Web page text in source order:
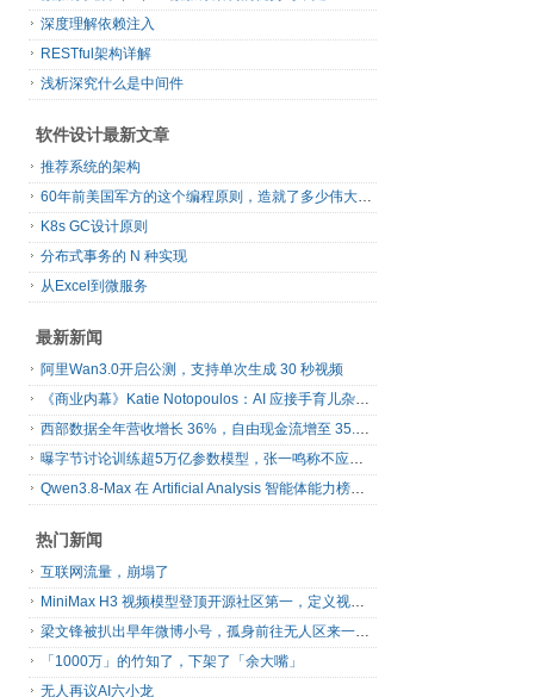
深度理解依赖注入
RESTful架构详解
浅析深究什么是中间件
软件设计最新文章
推荐系统的架构
60年前美国军方的这个编程原则，造就了多少伟大的框架
K8s GC设计原则
分布式事务的 N 种实现
从Excel到微服务
最新新闻
阿里Wan3.0开启公测，支持单次生成 30 秒视频
《商业内幕》Katie Notopoulos：AI 应接手育儿杂务，不应替代亲子相处
西部数据全年营收增长 36%，自由现金流增至 35.11 亿美元
曝字节讨论训练超5万亿参数模型，张一鸣称不应被Coding热点牵着走
Qwen3.8-Max 在 Artificial Analysis 智能体能力榜单登顶
热门新闻
互联网流量，崩塌了
MiniMax H3 视频模型登顶开源社区第一，定义视频模型领域“斩杀线”
梁文锋被扒出早年微博小号，孤身前往无人区来一场相当 deep 的 seek 旅行
「1000万」的竹知了，下架了「余大嘴」
无人再议AI六小龙